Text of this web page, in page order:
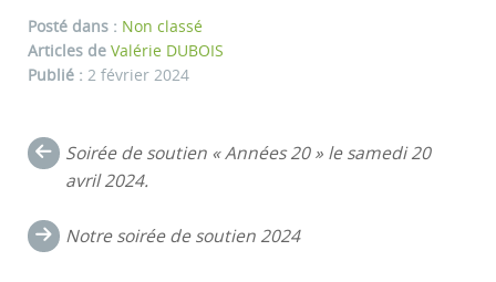
Posté dans : Non classé
Articles de Valérie DUBOIS
Publié : 2 février 2024
Navigation
dans
les
commentaires
Soirée de soutien « Années 20 » le samedi 20
avril 2024.
Notre soirée de soutien 2024